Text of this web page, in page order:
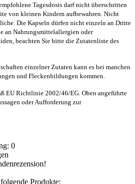
Tagesdosis darf nicht überschritten
von kleinen Kindern aufbewahren. Nicht
Die Kapseln dürfen nicht einzeln an Dritte
an Nahrungsmittelallergien oder
beachten Sie bitte die Zutatenliste des
einzelner Zutaten kann es bei manchen
und Fleckenbildungen kommen.
EU Richtlinie 2002/46/EG. Oben angeführte
oder Aufforderung zur
0
Produkte: